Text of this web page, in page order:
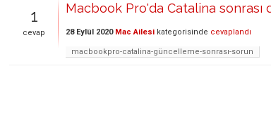
1
cevap
Macbook Pro'da Catalina sonrası
28 Eylül 2020 Mac Ailesi kategorisinde cevaplandı
macbookpro-catalina-güncelleme-sonrası-sorun